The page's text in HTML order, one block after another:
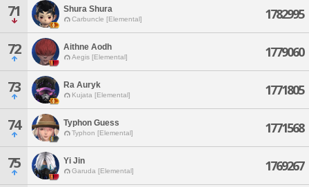
71 Shura Shura
Carbuncle [Elemental] 1782995
72 Aithne Aodh
Aegis [Elemental] 1779060
73 Ra Auryk
Kujata [Elemental] 1771805
74 Typhon Guess
Typhon [Elemental] 1771568
75 Yi Jin
Garuda [Elemental] 1769267